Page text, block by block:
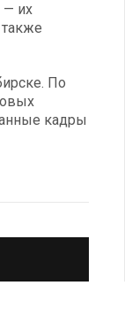
— их
По
кадры